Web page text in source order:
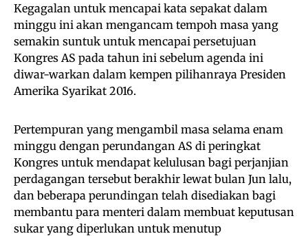
Kegagalan untuk mencapai kata sepakat dalam
minggu ini akan mengancam tempoh masa yang
semakin suntuk untuk mencapai persetujuan
Kongres AS pada tahun ini sebelum agenda ini
diwar-warkan dalam kempen pilihanraya Presiden
Amerika Syarikat 2016.
Pertempuran yang mengambil masa selama enam
minggu dengan perundangan AS di peringkat
Kongres untuk mendapat kelulusan bagi perjanjian
perdagangan tersebut berakhir lewat bulan Jun lalu,
dan beberapa perundingan telah disediakan bagi
membantu para menteri dalam membuat keputusan
sukar yang diperlukan untuk menutup